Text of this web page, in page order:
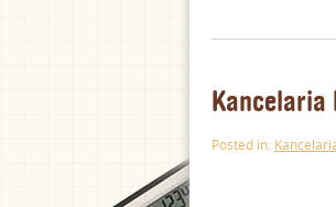
Kancelaria
Posted in: